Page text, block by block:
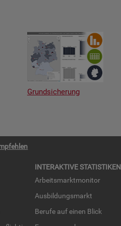
Grundsicherung
IN­TER­AK­TI­VE STA­TIS­TI­KEN
Ar­beits­markt­mo­ni­tor
Aus­bil­dungs­markt
Be­ru­fe auf einen Blick